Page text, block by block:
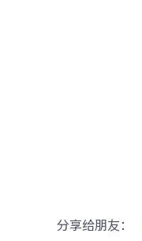
分享给朋友：